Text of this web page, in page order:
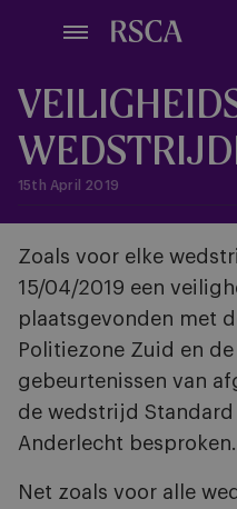
content
15th April 2019
Zoals voor elke
15/04/2019 een
plaatsgevonden met
Politiezone Zuid en
gebeurtenissen van
de wedstrijd Standard
Anderlecht besproken.
Net zoals voor alle